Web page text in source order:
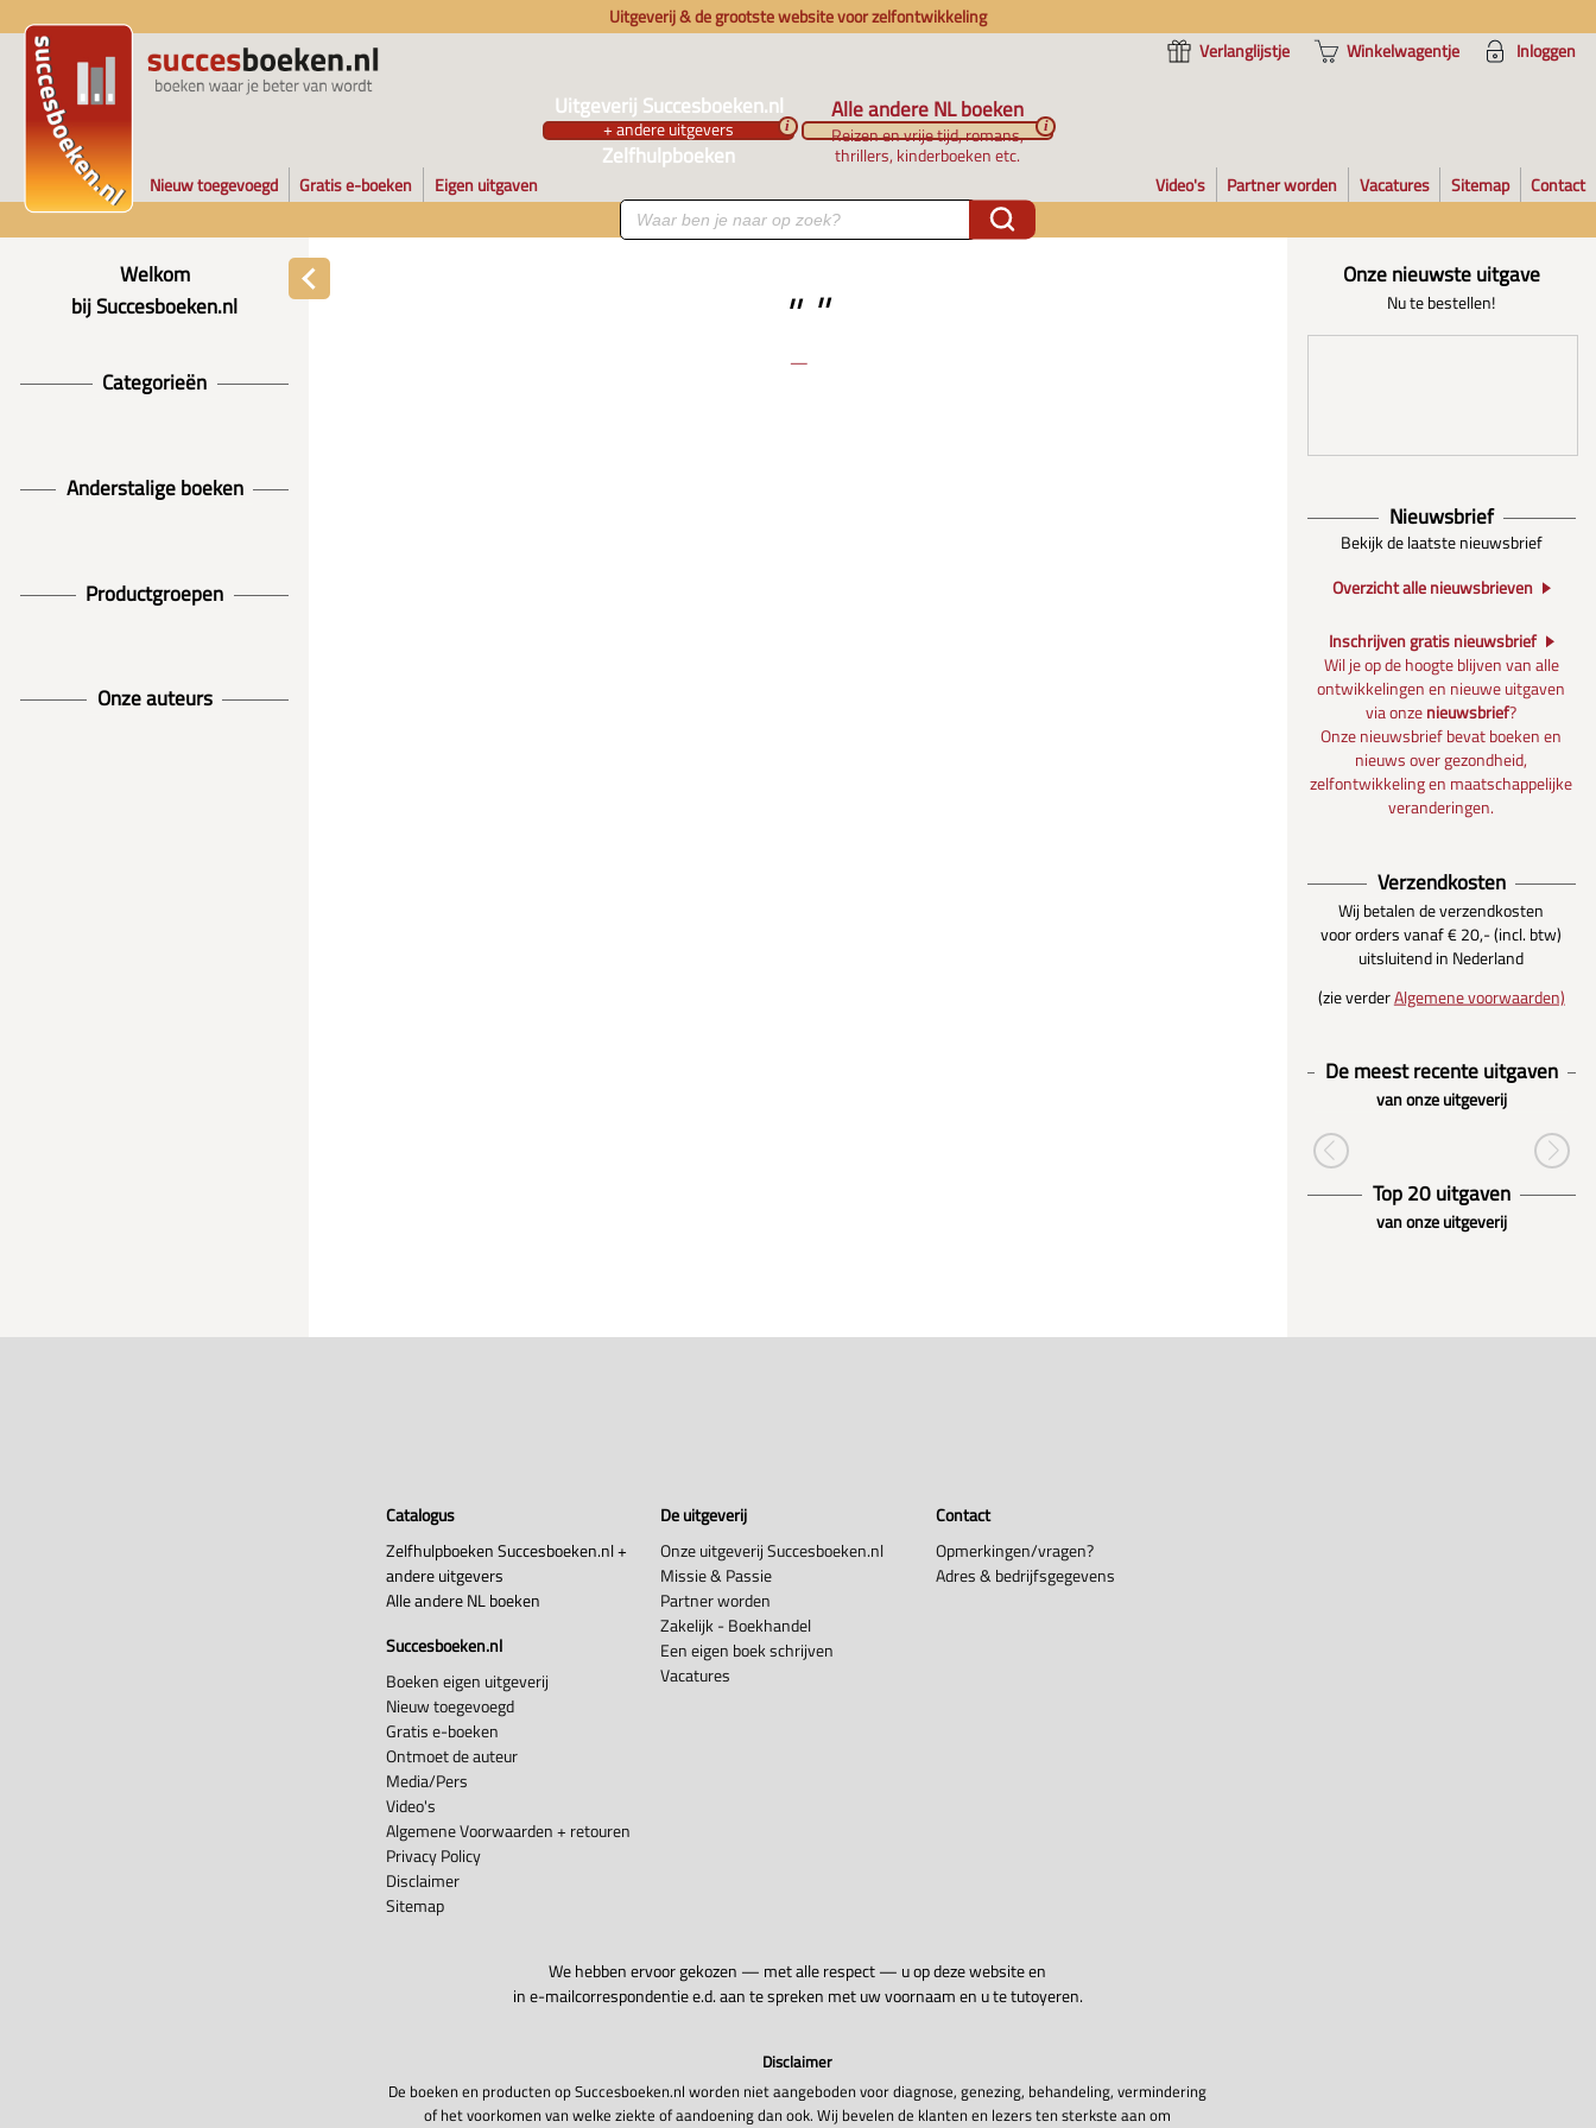
Uitgeverij & de grootste website voor zelfontwikkeling
Verlanglijstje
Winkelwagentje Inloggen
Uitgeverij Succesboeken.nl
+ andere uitgevers
Zelfhulpboeken
i
Alle andere NL boeken
Reizen en vrije tijd, romans,
thrillers, kinderboeken etc.
i
Nieuw toegevoegd Gratis e-boeken Eigen uitgaven Video's Partner worden Vacatures Sitemap Contact
Welkom
bij Succesboeken.nl
Categorieën
Anderstalige boeken
Productgroepen
Onze auteurs
Onze nieuwste uitgave
Nu te bestellen!
Nieuwsbrief
Bekijk de laatste nieuwsbrief
Overzicht alle nieuwsbrieven
Inschrijven gratis nieuwsbrief
Wil je op de hoogte blijven van alle
ontwikkelingen en nieuwe uitgaven
via onzenieuwsbrief?
Onze nieuwsbrief bevat boeken en
nieuws over gezondheid,
zelfontwikkeling en maatschappelijke
veranderingen.
Verzendkosten
Wij betalen de verzendkosten
voor orders vanaf € 20,- (incl. btw)
uitsluitend in Nederland
(zie verderAlgemene voorwaarden)
De meest recente uitgaven
van onze uitgeverij
Top 20 uitgaven
van onze uitgeverij
Catalogus
Zelfhulpboeken Succesboeken.nl +
andere uitgevers
Alle andere NL boeken
Succesboeken.nl
Boeken eigen uitgeverij
Nieuw toegevoegd
Gratis e-boeken
Ontmoet de auteur
Media/Pers
Video's
Algemene Voorwaarden + retouren
Privacy Policy
Disclaimer
Sitemap
De uitgeverij
Onze uitgeverij Succesboeken.nl
Missie & Passie
Partner worden
Zakelijk - Boekhandel
Een eigen boek schrijven
Vacatures
Contact
Opmerkingen/vragen?
Adres & bedrijfsgegevens
We hebben ervoor gekozen — met alle respect — u op deze website en
in e-mailcorrespondentie e.d. aan te spreken met uw voornaam en u te tutoyeren.
Disclaimer
De boeken en producten op Succesboeken.nl worden niet aangeboden voor diagnose, genezing, behandeling, vermindering
of het voorkomen van welke ziekte of aandoening dan ook. Wij bevelen de klanten en lezers ten sterkste aan om